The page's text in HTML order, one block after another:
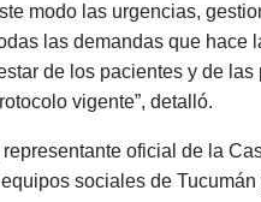
modo las urgencias,
las demandas que
de los pacientes y de
vigente”, detalló.
representante oficial de la
sociales de